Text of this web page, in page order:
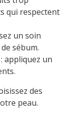
qui respectent
un soin
sébum.
: appliquez un
des
peau.